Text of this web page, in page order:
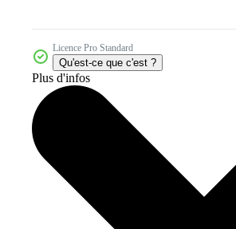
Licence Pro Standard
Qu'est-ce que c'est ?
Plus d'infos